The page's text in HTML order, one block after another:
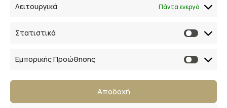
Λειτουργικά Πάντα ενεργό
Στατιστικά
Εμπορικής Προώθησης
Αποδοχή
Ακολουθήστε μας